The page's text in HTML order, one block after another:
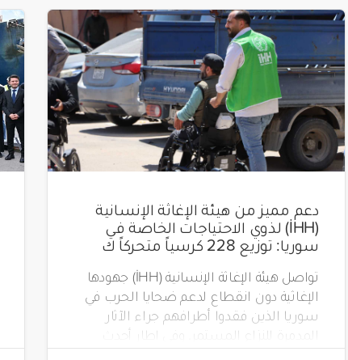
دعم مميز من هيئة الإغاثة الإنسانية
(İHH) لذوي الاحتياجات الخاصة في
سوريا: توزيع 228 كرسياً متحركاً ك
تواصل هيئة الإغاثة الإنسانية (İHH) جهودها
الإغاثية دون انقطاع لدعم ضحايا الحرب في
سوريا الذين فقدوا أطرافهم جراء الآثار
المدمرة للنزاع المستمر. وفي إطار أحدث
مشاريعها، قامت الهيئة بتوزيع 228 كرسياً